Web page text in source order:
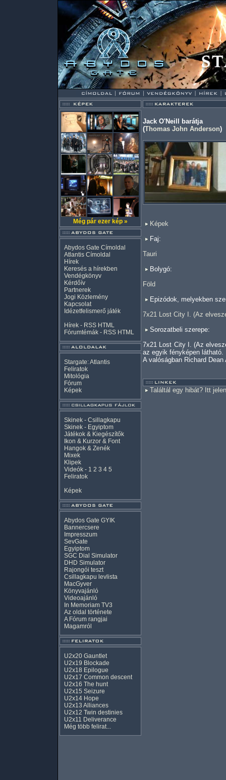
Még pár ezer kép »
Abydos Gate Címoldal
Atlantis Címoldal
Hírek
Keresés a hírekben
Vendégkönyv
Kérdőív
Partnerek
Jogi Közlemény
Kapcsolat
Idézetfelismerő játék
Hírek - RSS HTML
Fórumtémák - RSS HTML
Stargate: Atlantis
Feliratok
Mitológia
Fórum
Képek
Skinek - Csillagkapu
Skinek - Egyiptom
Játékok & Kiegészítők
Ikon & Kurzor & Font
Hangok & Zenék
Mixek
Klipek
Videók - 1 2 3 4 5
Feliratok
Képek
Abydos Gate GYIK
Bannercsere
Impresszum
SevGate
Egyiptom
SGC Dial Simulator
DHD Simulator
Rajongói teszt
Csillagkapu levlista
MacGyver
Könyvajánló
Videoajánló
In Memoriam TV3
Az oldal története
A Fórum rangjai
Magamról
U2x20 Gauntlet
U2x19 Blockade
U2x18 Epilogue
U2x17 Common descent
U2x16 The hunt
U2x15 Seizure
U2x14 Hope
U2x13 Alliances
U2x12 Twin destinies
U2x11 Deliverance
Még több felirat...
Jack O'Neill barátja
(Thomas John Anderson)
Képek
Faj:
Tauri
Bolygó:
Föld
Epizódok, melyekben
7x21 Lost City I. (Az
Sorozatbeli szerepe:
7x21 Lost City I. (Az
az egyik fényképen látható.
A valóságban Richard
Találtál egy hibát? Itt